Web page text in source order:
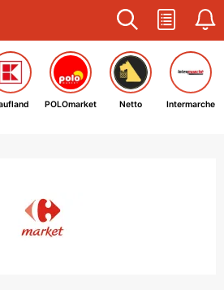
POLOmarket Netto Intermarche